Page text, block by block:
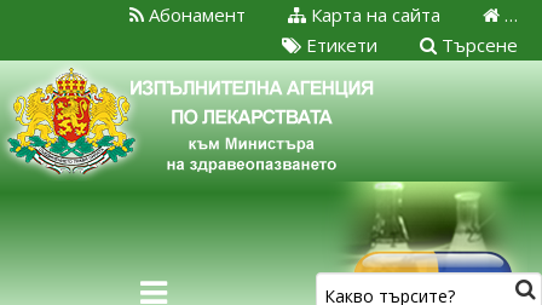
…
Карта на сайта
Абонамент
Търсене
Етикети